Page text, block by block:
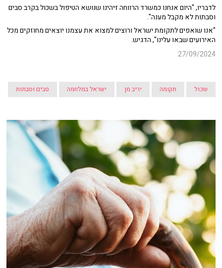
לדבריו, "היום אנחנו כמשרד הרווחה זיהינו שנושא הטיפול בשכול בקרב סבים
וסבתות לא מקבל מענה".
"אנו שואפים לתקומת ישראל ורוצים למצוא את עצמנו יוצאים מחוזקים מכל
האירועים שבאו עלינו", הדגיש.
27/09/2024
שכול תקומה יריב מן ישראל במלחמה סבים וסבתות